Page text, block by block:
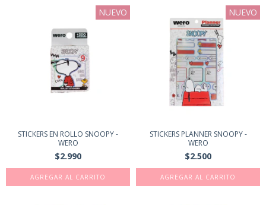
NUEVO
STICKERS EN ROLLO SNOOPY -
WERO
$2.990
NUEVO
STICKERS PLANNER SNOOPY -
WERO
$2.500